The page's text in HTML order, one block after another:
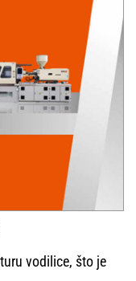
vodilice, što je